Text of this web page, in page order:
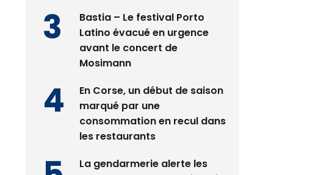
pas avant 2081
Bastia – Le festival Porto
Latino évacué en urgence
Mosimann
En Corse, un début de saison
marqué par une
les restaurants